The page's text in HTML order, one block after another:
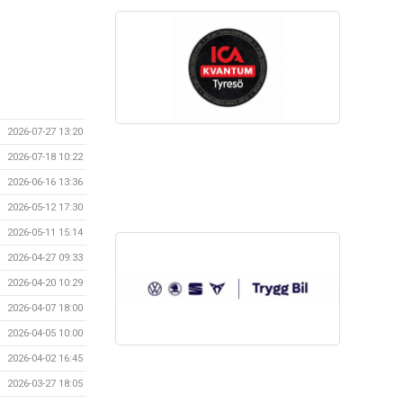
2026-07-27 13:20
2026-07-18 10:22
2026-06-16 13:36
2026-05-12 17:30
2026-05-11 15:14
2026-04-27 09:33
2026-04-20 10:29
2026-04-07 18:00
2026-04-05 10:00
2026-04-02 16:45
2026-03-27 18:05